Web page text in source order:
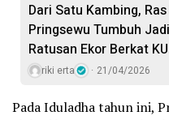
Dari Satu Kambing,
Pringsewu Tumbuh
Ratusan Ekor Berkat
riki erta 21/04/2026
​Pada Iduladha tahun ini,